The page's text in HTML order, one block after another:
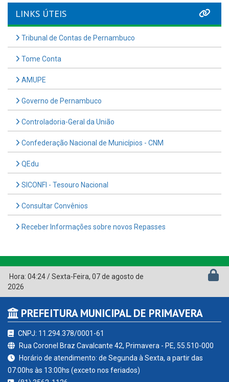
LINKS ÚTEIS
Tribunal de Contas de Pernambuco
Tome Conta
AMUPE
Governo de Pernambuco
Controladoria-Geral da União
Confederação Nacional de Municípios - CNM
QEdu
SICONFI - Tesouro Nacional
Consultar Convênios
Receber Informações sobre novos Repasses
Hora: 04:24/Sexta-Feira, 07 de agosto de
2026
PREFEITURA MUNICIPAL DE PRIMAVERA
CNPJ: 11.294.378/0001-61
Rua Coronel Braz Cavalcante 42, Primavera - PE, 55.510-000
Horário de atendimento: de Segunda à Sexta, a partir das
07:00hs às 13:00hs (exceto nos feriados)